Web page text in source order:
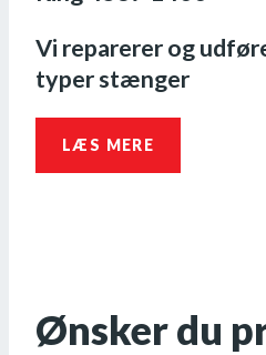
Vi reparerer og
typer stænger
LÆS MERE
Ønsker du